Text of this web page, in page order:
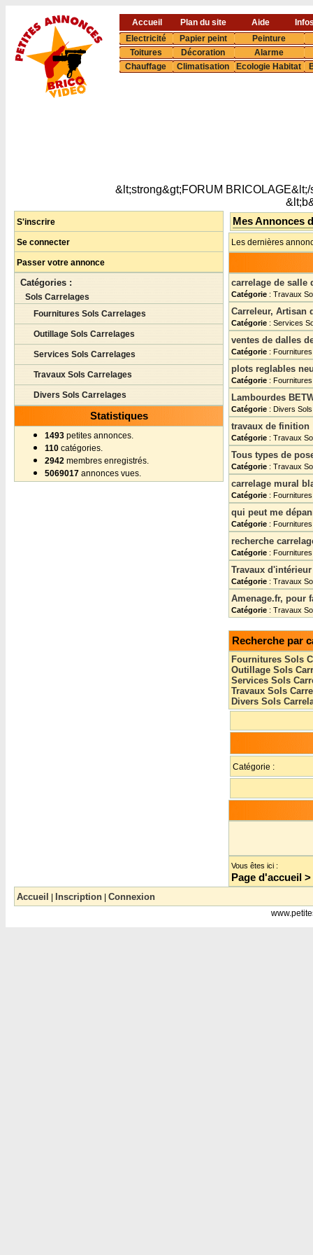
Accueil Plan du site Aide
Electricité
Papier peint
Peinture
Toitures
Décoration
Alarme
Chauffage
Climatisation Ecologie Habitat
&lt;strong&gt;FORUM
S'inscrire
Se connecter
Passer votre annonce
Catégories :
Sols Carrelages
Fournitures Sols Carrelages
Outillage Sols Carrelages
Services Sols Carrelages
Travaux Sols Carrelages
Divers Sols Carrelages
Statistiques
1493 petites annonces.
110 catégories.
2942 membres enregistrés.
5069017 annonces vues.
Mes Annonces
Les dernières
carrelage de salle
Catégorie : Travaux
Carreleur, Artisan
Catégorie : Services
ventes de dalles
Catégorie :
plots reglables
Catégorie :
Lambourdes
Catégorie : Divers
travaux de finition
Catégorie : Travaux
Tous types de
Catégorie : Travaux
carrelage mural
Catégorie :
qui peut me
Catégorie :
recherche
Catégorie :
Travaux
Catégorie : Travaux
Amenage.fr, pour
Catégorie : Travaux
Recherche par
Fournitures Sols
Outillage Sols
Services Sols
Travaux Sols
Divers Sols
Catégorie :
Vous êtes ici :
Page d'accueil >
Accueil Inscription Connexion